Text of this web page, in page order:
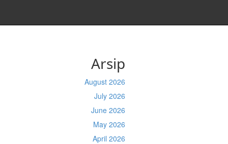
Arsip
August 2026
July 2026
June 2026
May 2026
April 2026